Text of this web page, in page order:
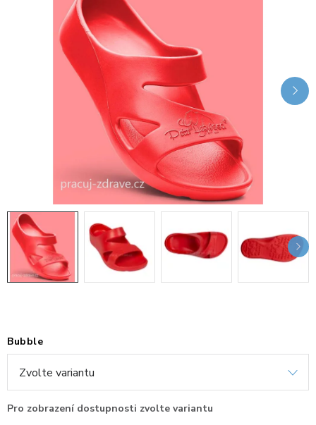
PŘÍSLUŠENSTVÍ KE STOLŮM
KANCELÁŘSKÉ KONTEJNERY
KANCELÁŘSKÉ ŽIDLE A KŘESLA
OBLÍBENÉ KATEGORIE
ZDRAVOTNÍ OBUV
PODSEDÁKY NA ŽIDLE
ZDRAVOTNICKÉ POMŮCKY
PODSTAVCE POD MONITOR
PREZENTAČNÍ SYSTÉMY
Bubble